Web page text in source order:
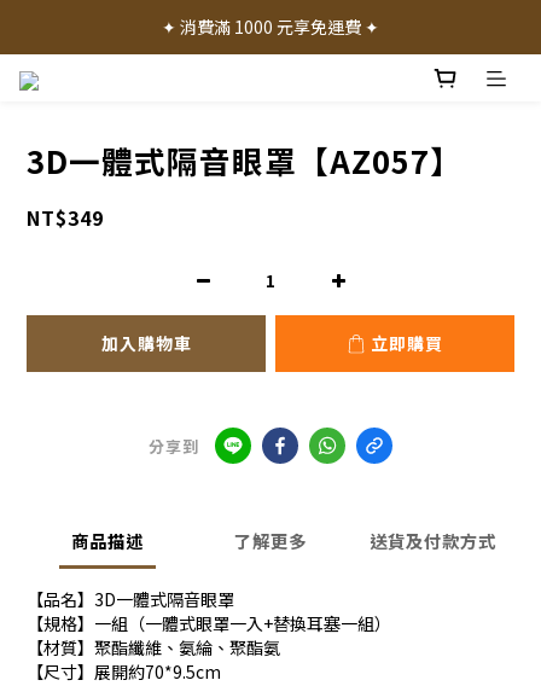
✦ 加入會員就送 50 元購物禮金 ✦
✦ 消費滿 1000 元享免運費 ✦
3D一體式隔音眼罩【AZ057】
NT$349
加入購物車 立即購買
分享到
商品描述 了解更多 送貨及付款方式
【品名】3D一體式隔音眼罩
【規格】一組（一體式眼罩一入+替換耳塞一組）
【材質】聚酯纖維、氨綸、聚酯氨
【尺寸】展開約70*9.5cm